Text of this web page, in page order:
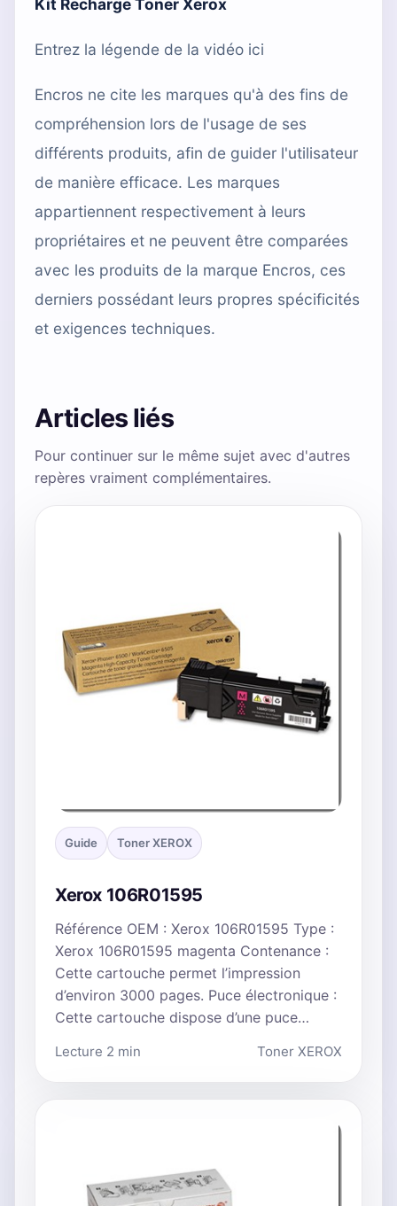
Kit Recharge Toner Xerox
Entrez la légende de la vidéo ici
Encros ne cite les marques qu'à des fins de
compréhension lors de l'usage de ses
différents produits, afin de guider l'utilisateur
de manière efficace. Les marques
appartiennent respectivement à leurs
propriétaires et ne peuvent être comparées
avec les produits de la marque Encros, ces
derniers possédant leurs propres spécificités
et exigences techniques.
Articles liés
Pour continuer sur le même sujet avec d'autres
repères vraiment complémentaires.
Guide Toner XEROX
Xerox 106R01595
Référence OEM : Xerox 106R01595 Type :
Xerox 106R01595 magenta Contenance :
Cette cartouche permet l’impression
d’environ 3000 pages. Puce électronique :
Cette cartouche dispose d’une puce…
Lecture 2 min Toner XEROX